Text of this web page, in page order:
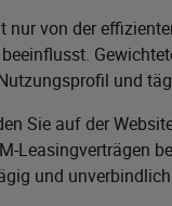
nur von der
und
Sie auf der
und